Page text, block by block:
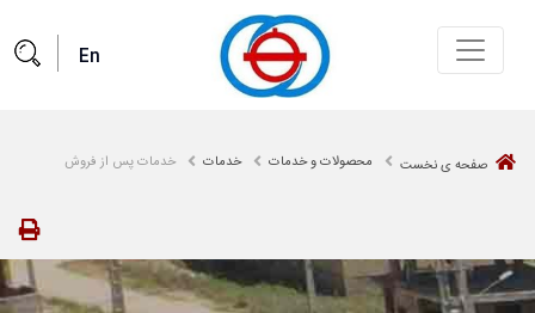
مشتریان
En
صفحه ی نخست محصولات و خدمات خدمات خدمات پس از فروش